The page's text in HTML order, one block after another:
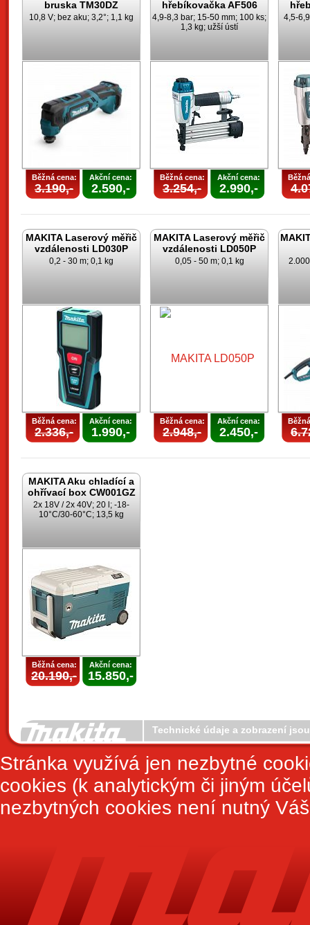
bruska TM30DZ
10,8 V; bez aku; 3,2°; 1,1 kg
Běžná cena:
3.190,-
Akční cena:
2.590,-
hřebíkovačka AF506
4,9-8,3 bar; 15-50 mm; 100 ks;
1,3 kg; užší ústí
Běžná cena:
3.254,-
Akční cena:
2.990,-
4,5-
MAKITA Laserový měřič
vzdálenosti LD030P
0,2 - 30 m; 0,1 kg
Běžná cena:
2.336,-
Akční cena:
1.990,-
MAKITA Laserový měřič
vzdálenosti LD050P
0,05 - 50 m; 0,1 kg
Běžná cena:
2.948,-
Akční cena:
2.450,-
MAKITA Aku chladící a
ohřívací box CW001GZ
2x 18V / 2x 40V; 20 l; -18-
10°C/30-60°C; 13,5 kg
Běžná cena:
20.190,-
Akční cena:
15.850,-
Technické údaje a zobrazení
Stránka využívá jen nezbytné
cookies (k analytickým či jiným
nezbytných cookies není nutný